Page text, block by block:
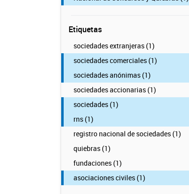
Etiquetas
sociedades extranjeras (1)
sociedades comerciales (1)
sociedades anónimas (1)
sociedades accionarias (1)
sociedades (1)
rns (1)
registro nacional de sociedades (1)
quiebras (1)
fundaciones (1)
asociaciones civiles (1)